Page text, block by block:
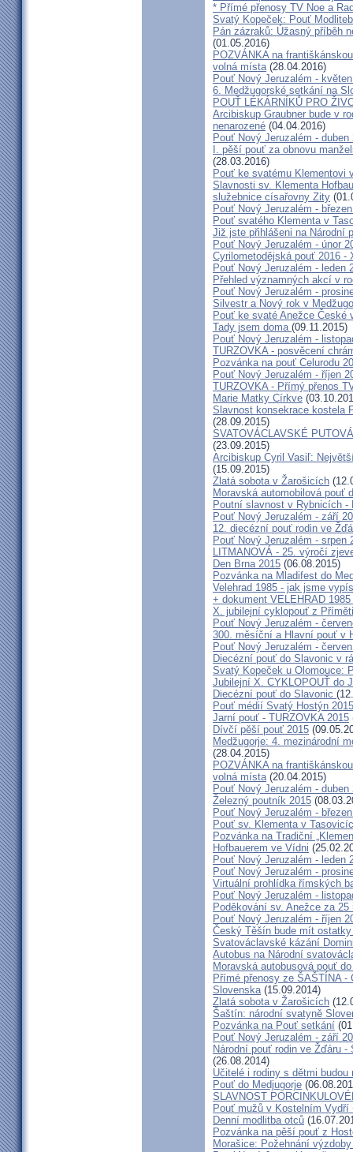
* Přímé přenosy TV Noe a
Svatý Kopeček: Pouť
Pán zázraků: Úžasný příběh
(01.05.2016)
POZVÁNKA na
volná místa(28.04.2016)
Pouť Nový Jeruzalém -
6. Medžugorské setkání na
POUŤ LÉKÁRNÍKŮ PRO
Arcibiskup Graubner bude v
nenarozené (04.04.2016)
Pouť Nový Jeruzalém - duben
I. pěší pouť za obnovu
(28.03.2016)
Pouť ke svatému Klementovi
Slavnosti sv. Klementa
služebnice císařovny Zity
Pouť Nový Jeruzalém -
Pouť svatého Klementa v
Již jste přihlášeni na Národní
Pouť Nový Jeruzalém - únor
Cyrilometodějská pouť 2016 -
Pouť Nový Jeruzalém - leden
Přehled významných akcí v
Pouť Nový Jeruzalém -
Silvestr a Nový rok v
Pouť ke svaté Anežce České
Tady jsem doma (09.11.2015)
Pouť Nový Jeruzalém -
TURZOVKA - posvěcení
Pozvánka na pouť Celurodu
Pouť Nový Jeruzalém - říjen
TURZOVKA - Přímý přenos
Marie Matky Církve
Slavnost konsekrace kostela
(28.09.2015)
SVATOVÁCLAVSKÉ
(23.09.2015)
Arcibiskup Cyril Vasiľ:
(15.09.2015)
Zlatá sobota v Žarošicích
Moravská automobilová pouť
Poutní slavnost v Rybnicích -
Pouť Nový Jeruzalém - září
12. diecézní pouť rodin ve
Pouť Nový Jeruzalém - srpen
LITMANOVÁ - 25. výročí
Den Brna 2015 (06.08.2015)
Pozvánka na Mladifest do
Velehrad 1985 - jak jsme
+ dokument VELEHRAD
X. jubilejní cyklopouť z
Pouť Nový Jeruzalém -
300. měsíční a Hlavní pouť v
Pouť Nový Jeruzalém -
Diecézní pouť do Slavonic v
Svatý Kopeček u Olomouce:
Jubilejní X. CYKLOPOUŤ do
Diecézní pouť do Slavonic
Pouť médií Svatý Hostýn 2015
Jarní pouť - TURZOVKA 2015
Dívčí pěší pouť 2015
Medžugorje: 4. mezinárodní
(28.04.2015)
POZVÁNKA na
volná místa(20.04.2015)
Pouť Nový Jeruzalém - duben
Železný poutník 2015
Pouť Nový Jeruzalém -
Pouť sv. Klementa v
Pozvánka na Tradiční
Hofbauerem ve Vídni
Pouť Nový Jeruzalém - leden
Pouť Nový Jeruzalém -
Virtuální prohlídka římských
Pouť Nový Jeruzalém -
Poděkování sv. Anežce za 25
Pouť Nový Jeruzalém - říjen
Český Těšín bude mít
Svatováclavské kázání
Autobus na Národní
Moravská autobusová pouť
Přímé přenosy ze ŠAŠTÍNA -
Slovenska(15.09.2014)
Zlatá sobota v Žarošicích
Šaštín: národní svatyně
Pozvánka na Pouť setkání
Pouť Nový Jeruzalém - září
Národní pouť rodin ve Žďáru
(26.08.2014)
Učitelé i rodiny s dětmi
Pouť do Medjugorje
SLAVNOST
Pouť mužů v Kostelním Vydří
Denní modlitba otců
Pozvánka na pěší pouť z
Morašice: Požehnání